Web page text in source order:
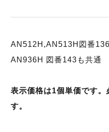
AN512H,AN513H図番
AN936H 図番143も共通
表示価格は1個単価です。
す。